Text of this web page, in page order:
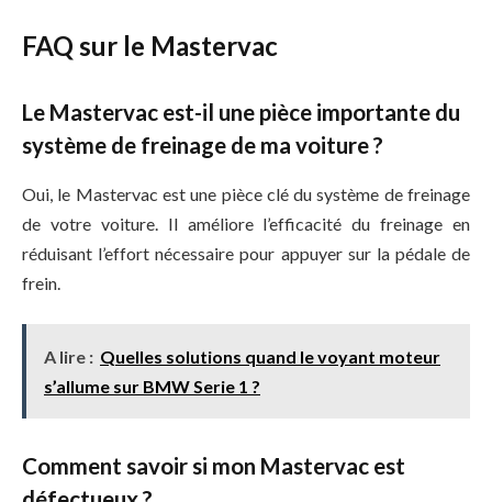
FAQ sur le Mastervac
Le Mastervac est-il une pièce importante du
système de freinage de ma voiture ?
Oui, le Mastervac est une pièce clé du système de freinage
de votre voiture. Il améliore l’efficacité du freinage en
réduisant l’effort nécessaire pour appuyer sur la pédale de
frein.
A lire : Quelles solutions quand le voyant moteur
s’allume sur BMW Serie 1 ?
Comment savoir si mon Mastervac est